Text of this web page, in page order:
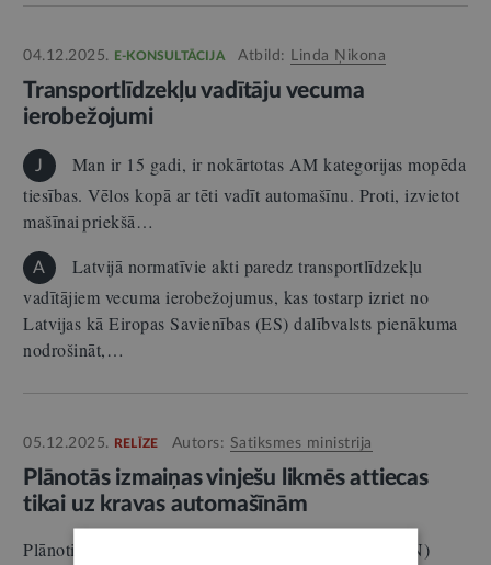
04.12.2025. E-KONSULTĀCIJA Atbild: Linda Ņikona
Transportlīdzekļu vadītāju vecuma
ierobežojumi
J
Man ir 15 gadi, ir nokārtotas AM kategorijas mopēda
tiesības. Vēlos kopā ar tēti vadīt automašīnu. Proti, izvietot
mašīnai priekšā…
A
Latvijā normatīvie akti paredz transportlīdzekļu
vadītājiem vecuma ierobežojumus, kas tostarp izriet no
Latvijas kā Eiropas Savienības (ES) dalībvalsts pienākuma
nodrošināt,…
05.12.2025. RELĪZE Autors: Satiksmes ministrija
Plānotās izmaiņas vinješu likmēs attiecas
tikai uz kravas automašīnām
Plānotie grozījumi Autoceļu lietošanas nodevas (ALN)